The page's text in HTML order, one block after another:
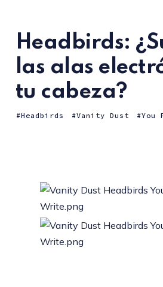
Headbirds:
las alas
tu cabeza?
Headbirds Vanity Dust You